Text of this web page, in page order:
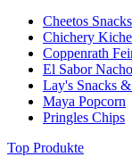
Cheetos Snacks
Chichery
Coppenrath
El Sabor
Lay's Snacks
Maya Popcorn
Pringles Chips
Top Produkte